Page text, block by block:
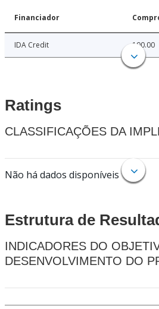
Financiador
IDA Credit 100.00
Ratings
CLASSIFICAÇÕES DA
Não há dados disponíveis
Estrutura de
INDICADORES DO
DESENVOLVIMENTO DO